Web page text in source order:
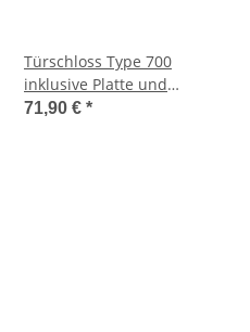
Türschloss Type 700
inklusive Platte und
Innenschloss -
71,90 € *